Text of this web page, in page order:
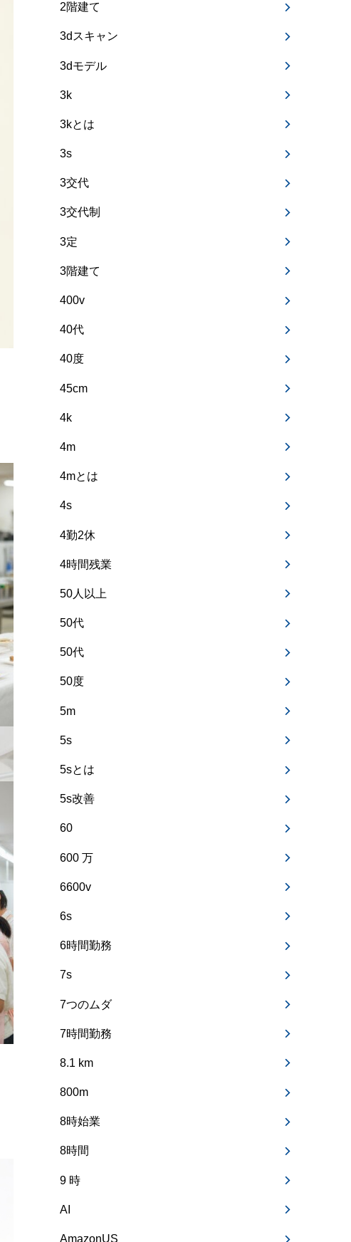
2階建て
3dスキャン
3dモデル
3k
3kとは
3s
3交代
3交代制
3定
3階建て
400v
40代
40度
45cm
4k
4m
4mとは
4s
4勤2休
4時間残業
50人以上
50代
50代
50度
5m
5s
5sとは
5s改善
60
600 万
6600v
6s
6時間勤務
7s
7つのムダ
7時間勤務
8.1 km
800m
8時始業
8時間
9 時
AI
AmazonUS